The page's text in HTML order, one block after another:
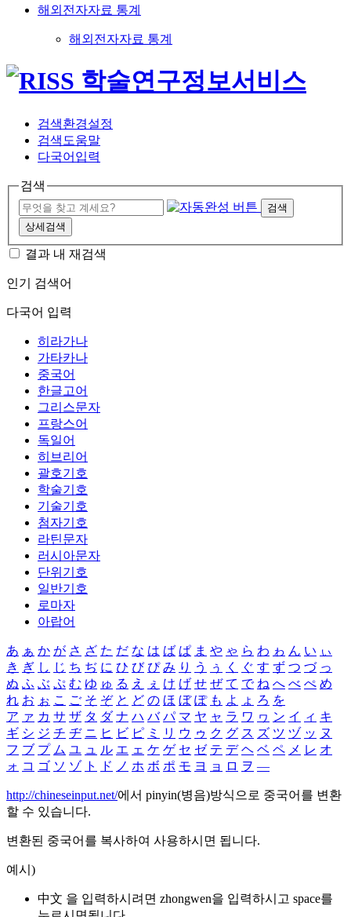
해외전자자료 통계
해외전자자료 통계
검색환경설정
검색도움말
다국어입력
검색
검색
상세검색
결과 내 재검색
인기 검색어
다국어 입력
히라가나
가타카나
중국어
한글고어
그리스문자
프랑스어
독일어
히브리어
괄호기호
학술기호
기술기호
첨자기호
라틴문자
러시아문자
단위기호
일반기호
로마자
아랍어
あ ぁ か が さ ざ た だ な は ば ぱ ま や ゃ ら わ ゎ ん い ぃ
き ぎ し じ ち ぢ に ひ び ぴ み り う ぅ く ぐ す ず つ づ っ
ぬ ふ ぶ ぷ む ゆ ゅ る え ぇ け げ せ ぜ て で ね へ べ ぺ め
れ お ぉ こ ご そ ぞ と ど の ほ ぼ ぽ も よ ょ ろ を
ア ァ カ サ ザ タ ダ ナ ハ バ パ マ ヤ ャ ラ ワ ヮ ン イ ィ キ
ギ シ ジ チ ヂ ニ ヒ ビ ピ ミ リ ウ ゥ ク グ ス ズ ツ ヅ ッ ヌ
フ ブ プ ム ユ ュ ル エ ェ ケ ゲ セ ゼ テ デ ヘ ベ ペ メ レ オ
ォ コ ゴ ソ ゾ ト ド ノ ホ ボ ポ モ ヨ ョ ロ ヲ ―
http://chineseinput.net/에서 pinyin(병음)방식으로 중국어를 변환
할 수 있습니다.
변환된 중국어를 복사하여 사용하시면 됩니다.
예시)
中文 을 입력하시려면 zhongwen을 입력하시고 space를